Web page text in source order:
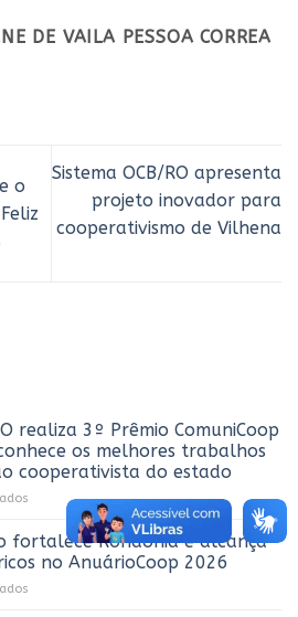
DE VAILA PESSOA CORREA
o
Sistema OCB/RO apresenta
projeto inovador para
cooperativismo de Vilhena
realiza 3º Prêmio ComuniCoop
os melhores trabalhos
cooperativista do estado
OCB/RO
3º
fortalece Rondônia e alcança
no AnuárioCoop 2026